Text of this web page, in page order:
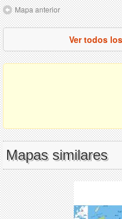
Mapa anterior
Ver todos
Mapas similares